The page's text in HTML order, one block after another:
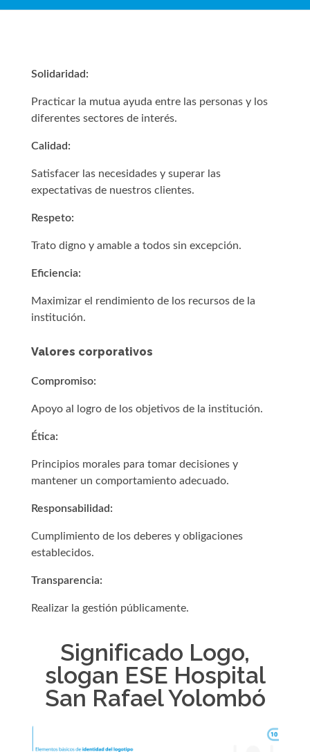
Solidaridad:
Practicar la mutua ayuda entre las personas y los
diferentes sectores de interés.
Calidad:
Satisfacer las necesidades y superar las
expectativas de nuestros clientes.
Respeto:
Trato digno y amable a todos sin excepción.
Eficiencia:
Maximizar el rendimiento de los recursos de la
institución.
Valores corporativos
Compromiso:
Apoyo al logro de los objetivos de la institución.
Ética:
Principios morales para tomar decisiones y
mantener un comportamiento adecuado.
Responsabilidad:
Cumplimiento de los deberes y obligaciones
establecidos.
Transparencia:
Realizar la gestión públicamente.
Significado Logo,
slogan ESE Hospital
San Rafael Yolombó